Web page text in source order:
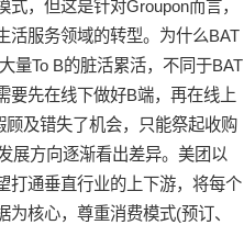
，但这是针对Groupon而言，
活服务领域的转型。为什么BAT
量To B的脏活累活，不同于BAT
要先在线下做好B端，再在线上
及错失了机会，只能祭起收购
展方向逐渐看出差异。美团以
打通垂直行业的上下游，将每个
核心，尊重消费模式(预订、